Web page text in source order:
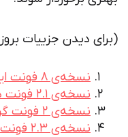
(برای دیدن جزییات
نسخه‌ی 8 فونت ایران‌سنس
نسخه‌ی 2.1 فونت دیباج
نسخه‌ی 2 فونت گرامافون
نسخه‌ی 2.3 فونت راوی